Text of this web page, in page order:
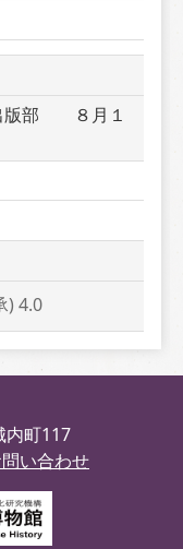
部　　８月１
) 4.0
内町117
い合わせ